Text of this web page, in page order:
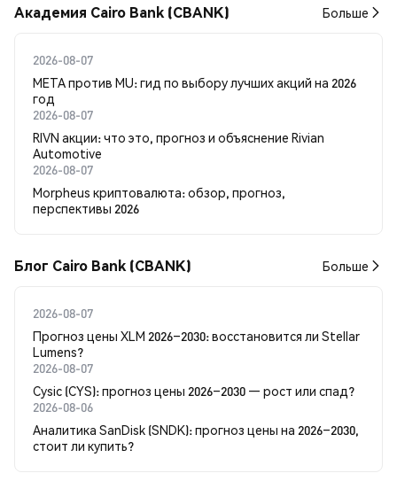
Академия Cairo Bank (CBANK) Больше
2026-08-07
META против MU: гид по выбору лучших акций на 2026
год
2026-08-07
RIVN акции: что это, прогноз и объяснение Rivian
Automotive
2026-08-07
Morpheus криптовалюта: обзор, прогноз,
перспективы 2026
Блог Cairo Bank (CBANK) Больше
2026-08-07
Прогноз цены XLM 2026–2030: восстановится ли Stellar
Lumens?
2026-08-07
Cysic (CYS): прогноз цены 2026–2030 — рост или спад?
2026-08-06
Аналитика SanDisk (SNDK): прогноз цены на 2026–2030,
стоит ли купить?